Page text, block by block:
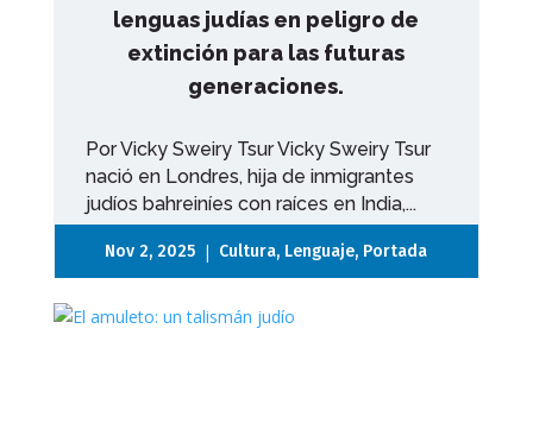
lenguas judías en peligro de
extinción para las futuras
generaciones.
Por Vicky Sweiry Tsur Vicky Sweiry Tsur
nació en Londres, hija de inmigrantes
judíos bahreiníes con raíces en India,...
Nov 2, 2025 | Cultura, Lenguaje, Portada